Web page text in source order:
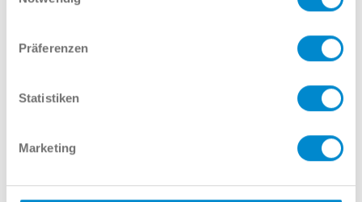
Präferenzen
Statistiken
Marketing
E-Mail